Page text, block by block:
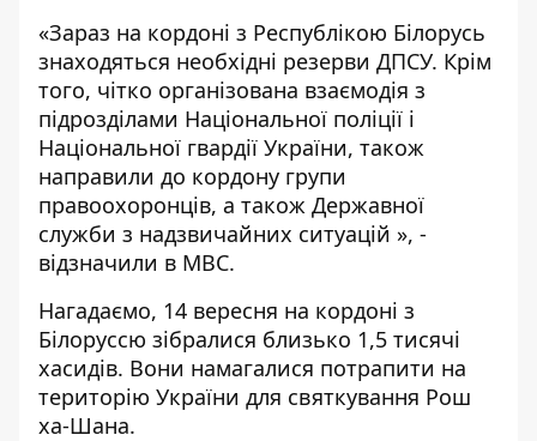
«Зараз на кордоні з Республікою Білорусь
знаходяться необхідні резерви ДПСУ. Крім
того, чітко організована взаємодія з
підрозділами Національної поліції і
Національної гвардії України, також
направили до кордону групи
правоохоронців, а також Державної
служби з надзвичайних ситуацій », -
відзначили в МВС.
Нагадаємо, 14 вересня на кордоні з
Білоруссю зібралися близько 1,5 тисячі
хасидів. Вони намагалися потрапити на
територію України для святкування Рош
ха-Шана.